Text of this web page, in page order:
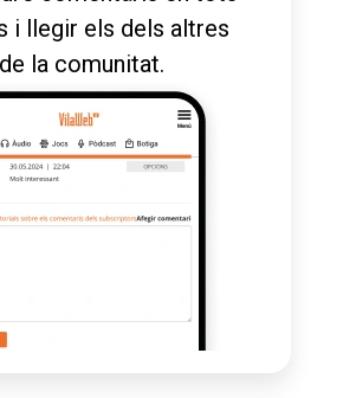
i llegir els dels altres
la comunitat.